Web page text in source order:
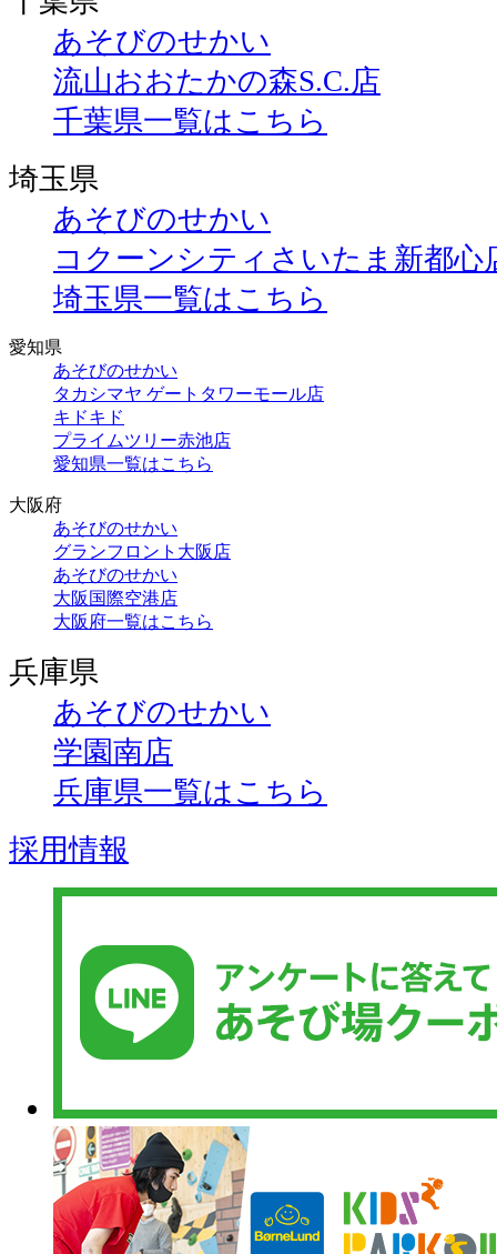
あそびのせかい
流山おおたかの森S.C.店
千葉県一覧はこちら
埼玉県
あそびのせかい
コクーンシティさいたま新都心
埼玉県一覧はこちら
愛知県
あそびのせかい
タカシマヤ ゲートタワーモール店
キドキド
プライムツリー赤池店
愛知県一覧はこちら
大阪府
あそびのせかい
グランフロント大阪店
あそびのせかい
大阪国際空港店
大阪府一覧はこちら
兵庫県
あそびのせかい
学園南店
兵庫県一覧はこちら
採用情報